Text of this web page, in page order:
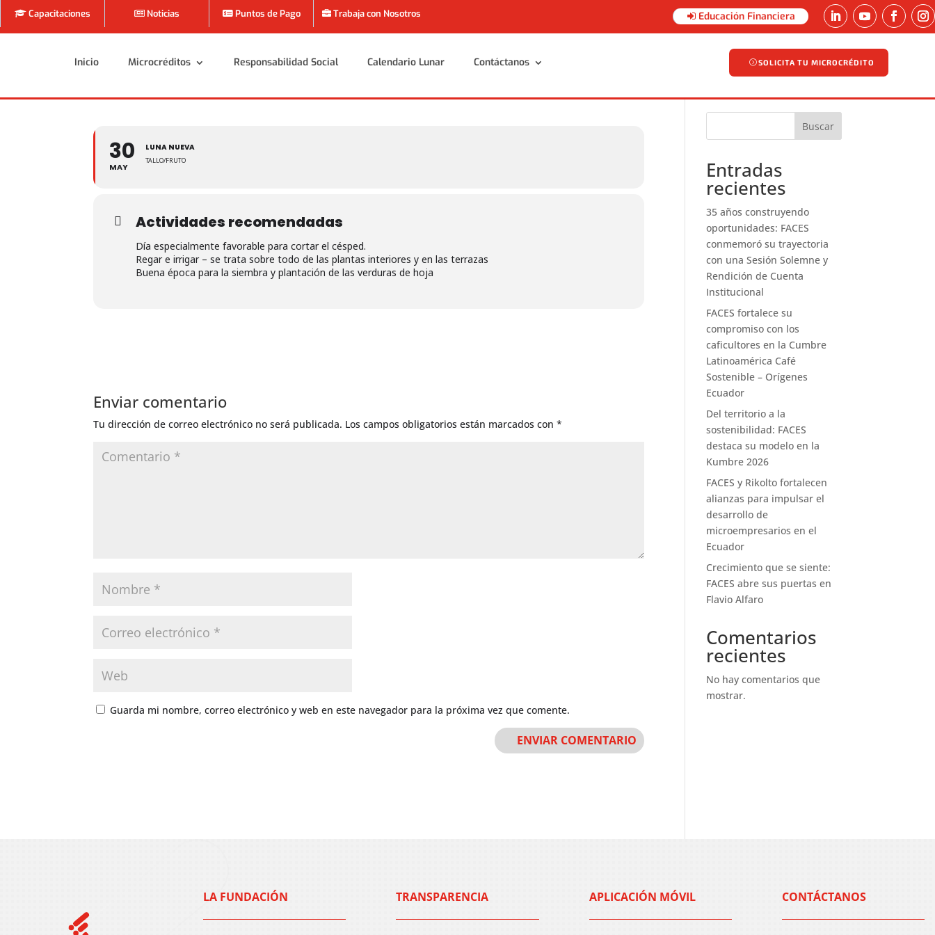
Capacitaciones Noticias Puntos de Pago Trabaja con Nosotros Educación Financiera
Inicio Microcréditos Responsabilidad Social Calendario Lunar Contáctanos SOLICITA TU MICROCRÉDITO
Inicio Microcréditos Responsabilidad Social Calendario Lunar Contáctanos SOLICITA TU MICROCRÉDITO
30
MAY
LUNA NUEVA
TALLO/FRUTO
Actividades recomendadas
Día especialmente favorable para cortar el césped.
Regar e irrigar – se trata sobre todo de las plantas interiores y en las terrazas
Buena época para la siembra y plantación de las verduras de hoja
Enviar comentario
Tu dirección de correo electrónico no será publicada. Los campos obligatorios están marcados con*
Guarda mi nombre, correo electrónico y web en este navegador para la próxima vez que comente.
Buscar
Entradas
recientes
35 años construyendo
oportunidades: FACES
conmemoró su trayectoria
con una Sesión Solemne y
Rendición de Cuenta
Institucional
FACES fortalece su
compromiso con los
caficultores en la Cumbre
Latinoamérica Café
Sostenible – Orígenes
Ecuador
Del territorio a la
sostenibilidad: FACES
destaca su modelo en la
Kumbre 2026
FACES y Rikolto fortalecen
alianzas para impulsar el
desarrollo de
microempresarios en el
Ecuador
Crecimiento que se siente:
FACES abre sus puertas en
Flavio Alfaro
Comentarios
recientes
No hay comentarios que
mostrar.
LA FUNDACIÓN TRANSPARENCIA APLICACIÓN MÓVIL CONTÁCTANOS